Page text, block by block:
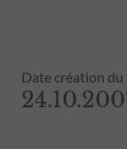
Date création du